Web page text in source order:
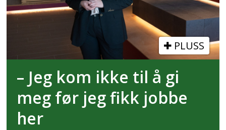
PLUSS
– Jeg kom ikke til å gi
meg før jeg fikk jobbe
her